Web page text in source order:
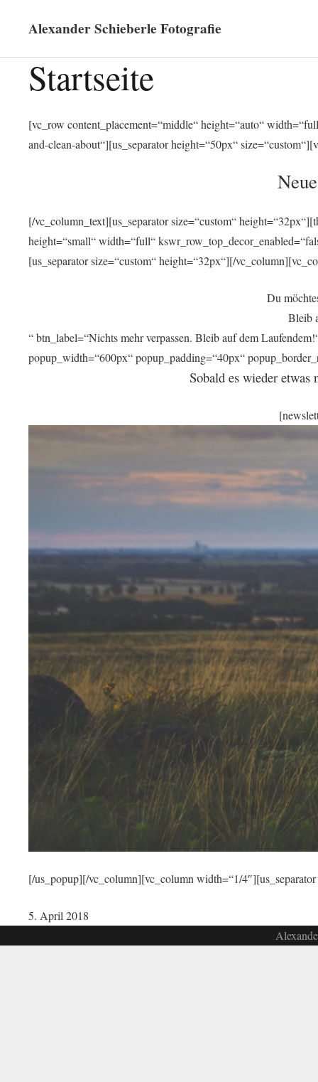
Alexander Schieberle Fotografie
Startseite
[vc_row content_placement=“middle“ height=“auto“
and-clean-about“][us_separator height=“50px“
[/vc_column_text][us_separator size=“custom“
height=“small“ width=“full“
[us_separator size=“custom“ height=“32px“][/
Du
Bleib
“ btn_label=“Nichts mehr verpassen. Bleib auf dem
popup_width=“600px“ popup_padding=“40px“
Sobald es wieder
[/us_popup][/vc_column][vc_column width=“1/
5. April 2018